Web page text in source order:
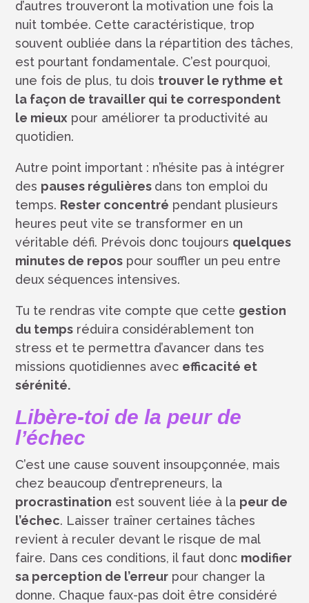
d’autres trouveront la motivation une fois la
nuit tombée. Cette caractéristique, trop
souvent oubliée dans la répartition des tâches,
est pourtant fondamentale. C’est pourquoi,
une fois de plus, tu dois trouver le rythme et
la façon de travailler qui te correspondent
le mieux pour améliorer ta productivité au
quotidien.
Autre point important : n’hésite pas à intégrer
des pauses régulières dans ton emploi du
temps. Rester concentré pendant plusieurs
heures peut vite se transformer en un
véritable défi. Prévois donc toujours quelques
minutes de repos pour souffler un peu entre
deux séquences intensives.
Tu te rendras vite compte que cette gestion
du temps réduira considérablement ton
stress et te permettra d’avancer dans tes
missions quotidiennes avec efficacité et
sérénité.
Libère-toi de la peur de
l’échec
C’est une cause souvent insoupçonnée, mais
chez beaucoup d’entrepreneurs, la
procrastination est souvent liée à la peur de
l’échec. Laisser traîner certaines tâches
revient à reculer devant le risque de mal
faire. Dans ces conditions, il faut donc modifier
sa perception de l’erreur pour changer la
donne. Chaque faux-pas doit être considéré